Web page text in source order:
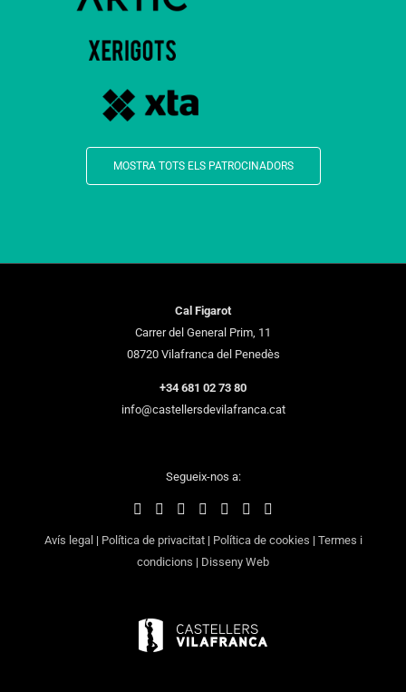
MOSTRA TOTS ELS PATROCINADORS
Cal Figarot
Carrer del General Prim, 11
08720 Vilafranca del Penedès
+34 681 02 73 80
info@castellersdevilafranca.cat
Segueix-nos a:
Avís legal | Política de privacitat| Política de cookies | Termes i
condicions | Disseny Web